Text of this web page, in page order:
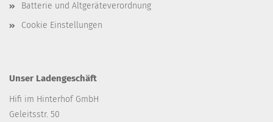
Batterie und Altgeräteverordnung
Cookie Einstellungen
Unser Ladengeschäft
Hifi im Hinterhof GmbH
Geleitsstr. 50